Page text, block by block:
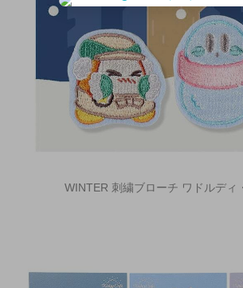
WINTER 刺繍ブローチ ワドルディ